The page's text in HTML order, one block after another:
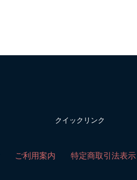
クイックリンク
ご利用案内 特定商取引法表示